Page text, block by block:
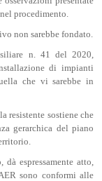
procedimento.
non sarebbe fondato.
n. 41 del 2020,
di impianti
che vi sarebbe in
resistente sostiene che
gerarchica del piano
espressamente atto,
sono conformi alle